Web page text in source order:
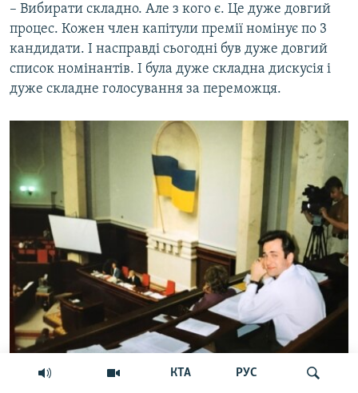
КТА РУС
– Вибирати складно. Але з кого є. Це дуже довгий
процес. Кожен член капітули премії номінує по 3
кандидати. І насправді сьогодні був дуже довгий
список номінантів. І була дуже складна дискусія і
дуже складне голосування за переможця.